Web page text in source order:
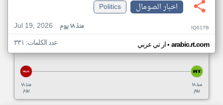
اخبار الصومال
Politics
Jul 19, 2026
منذ ١٨ يوم IQ61TB
ار تي عربي• arabic.rt.com عدد الكلمات: ٣٣١
منذ ١٨
يوم
منذ ١٨
يوم